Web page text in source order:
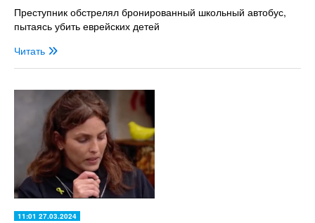
Преступник обстрелял бронированный школьный автобус,
пытаясь убить еврейских детей
Читать
11:01 27.03.2024